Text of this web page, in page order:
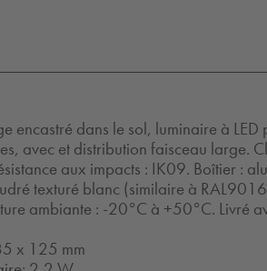
encastré dans le sol, luminaire à
avec et distribution faisceau large.
aux impacts : IK09. Boîtier :
texturé blanc (similaire à
ambiante : -20°C à +50°C. Livré
x 125 mm